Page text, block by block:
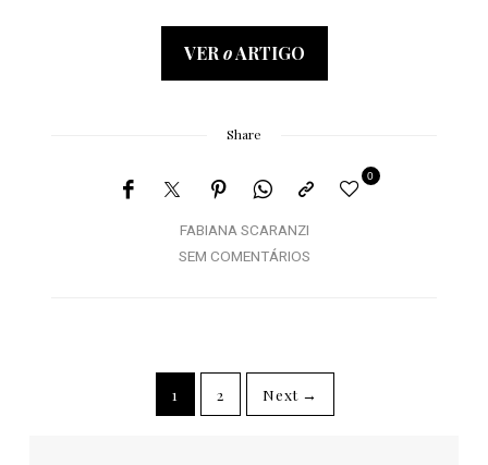
VERoARTIGO
Share
FABIANA SCARANZI
0
SEM COMENTÁRIOS
1 2 Next →